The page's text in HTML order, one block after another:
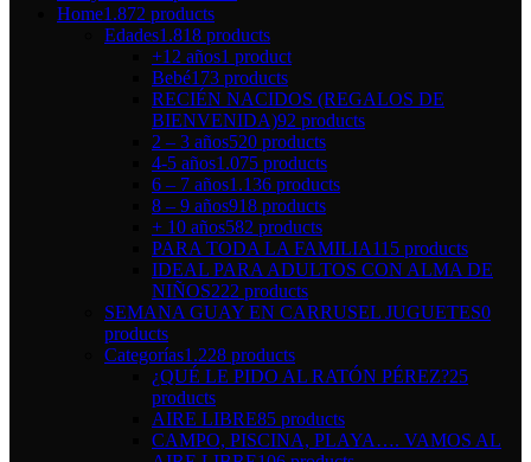
Home1.872 products
Edades1.818 products
+12 años1 product
Bebé173 products
RECIÉN NACIDOS (REGALOS DE
BIENVENIDA)92 products
2 – 3 años520 products
4-5 años1.075 products
6 – 7 años1.136 products
8 – 9 años918 products
+ 10 años582 products
PARA TODA LA FAMILIA115 products
IDEAL PARA ADULTOS CON ALMA DE
NIÑOS222 products
SEMANA GUAY EN CARRUSEL JUGUETES0
products
Categorías1.228 products
¿QUÉ LE PIDO AL RATÓN PÉREZ?25
products
AIRE LIBRE85 products
CAMPO, PISCINA, PLAYA…. VAMOS AL